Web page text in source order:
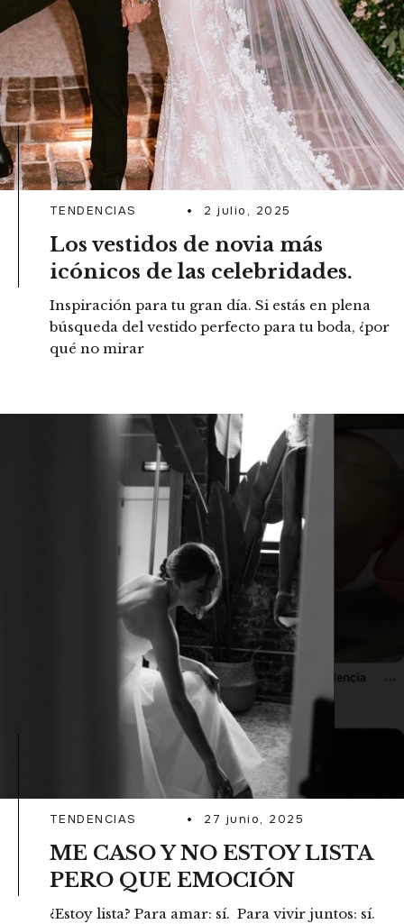
TENDENCIAS 2 julio, 2025
Los vestidos de novia más
icónicos de las celebridades.
Inspiración para tu gran día. Si estás en plena
búsqueda del vestido perfecto para tu boda, ¿por
qué no mirar
READ MORE
TENDENCIAS 27 junio, 2025
ME CASO Y NO ESTOY LISTA
PERO QUE EMOCIÓN
¿Estoy lista? Para amar: sí. Para vivir juntos: sí.